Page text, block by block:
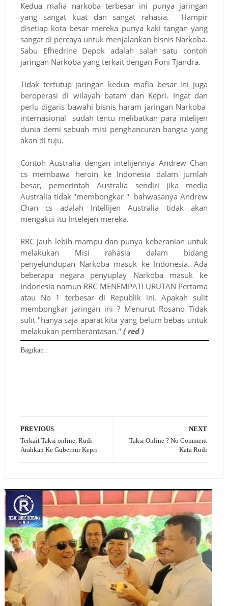
Kedua mafia narkoba terbesar ini punya jaringan
yang sangat kuat dan sangat rahasia. Hampir
disetiap kota besar mereka punya kaki tangan yang
sangat di percaya untuk menjalankan bisnis Narkoba.
Sabu Efhedrine Depok adalah salah satu contoh
jaringan Narkoba yang terkait dengan Poni Tjandra.
Tidak tertutup jaringan kedua mafia besar ini juga
beroperasi di wilayah batam dan Kepri. Ingat dan
perlu digaris bawahi bisnis haram jaringan Narkoba
internasional sudah tentu melibatkan para intelijen
dunia demi sebuah misi penghancuran bangsa yang
akan di tuju.
Contoh Australia dengan intelijennya Andrew Chan
cs membawa heroin ke Indonesia dalam jumlah
besar, pemerintah Australia sendiri jika media
Australia tidak "membongkar " bahwasanya Andrew
Chan cs adalah Intellijen Australia tidak akan
mengakui itu Intelejen mereka.
RRC jauh lebih mampu dan punya keberanian untuk
melakukan Misi rahasia dalam bidang
penyelundupan Narkoba masuk ke Indonesia. Ada
beberapa negara penyuplay Narkoba masuk ke
Indonesia namun RRC MENEMPATI URUTAN Pertama
atau No 1 terbesar di Republik ini. Apakah sulit
membongkar jaringan ini ? Menurut Rosano Tidak
sulit "hanya saja aparat kita yang belum bebas untuk
melakukan pemberantasan." ( red )
Bagikan :
NEXT
Taksi Online ? No Comment
Kata Rudi
PREVIOUS
Terkait Taksi online, Rudi
Arahkan Ke Gubernur Kepri